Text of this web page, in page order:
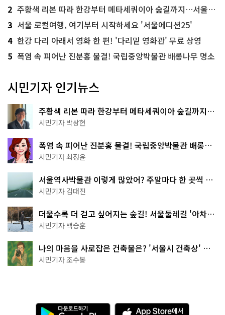
2 주황색 리본 따라 한강부터 메타세쿼이아 숲길까지…서울둘레길 15코스
3 서울 로컬여행, 여기부터 시작하세요 '서울에디션25'
4 한강 다리 아래서 영화 한 편! '다리밑 영화관' 무료 상영
5 폭염 속 피어난 진분홍 물결! 국립중앙박물관 배롱나무 명소
시민기자 인기뉴스
주황색 리본 따라 한강부터 메타세쿼이아 숲길까지…
서울둘레길 15코스
시민기자 박상현
폭염 속 피어난 진분홍 물결! 국립중앙박물관 배롱나
무 명소
시민기자 최정윤
서울역사박물관 이렇게 많았어? 주말마다 한 곳씩 떠
나는 역사 산책
시민기자 김대진
더울수록 더 걷고 싶어지는 숲길! 서울둘레길 '아차산
코스'
시민기자 백승훈
나의 마음을 사로잡은 건축물은? '서울시 건축상' 수
상작 공개!
시민기자 조수봉
다 A